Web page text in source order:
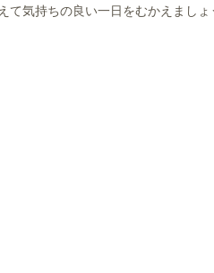
て気持ちの良い一日をむかえましょ